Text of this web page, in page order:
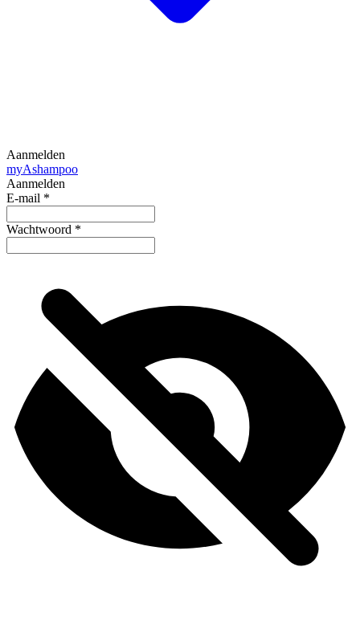
Aanmelden
myAshampoo
Aanmelden
E-mail *
Wachtwoord *